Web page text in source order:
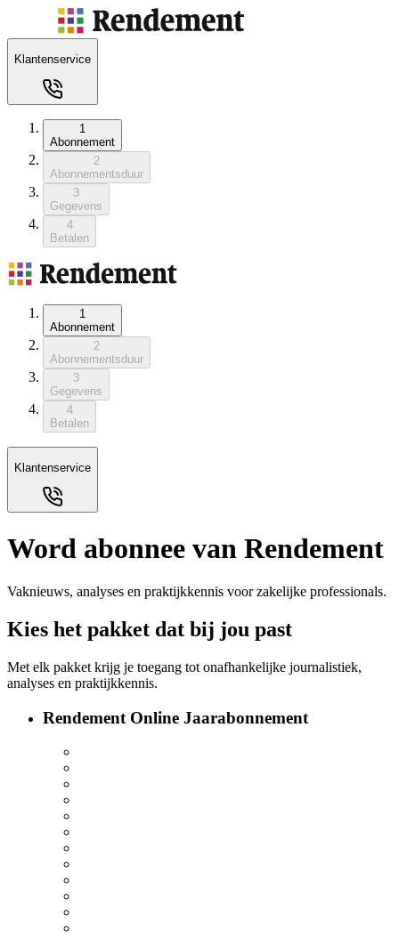
Klantenservice
1
Abonnement
2
Abonnementsduur
3
Gegevens
4
Betalen
1
Abonnement
2
Abonnementsduur
3
Gegevens
4
Betalen
Klantenservice
Word abonnee van Rendement
Vaknieuws, analyses en praktijkkennis voor zakelijke professionals.
Kies het pakket dat bij jou past
Met elk pakket krijg je toegang tot onafhankelijke journalistiek,
analyses en praktijkkennis.
Rendement Online Jaarabonnement